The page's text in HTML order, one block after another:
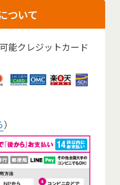
ついて
能クレジットカード
）